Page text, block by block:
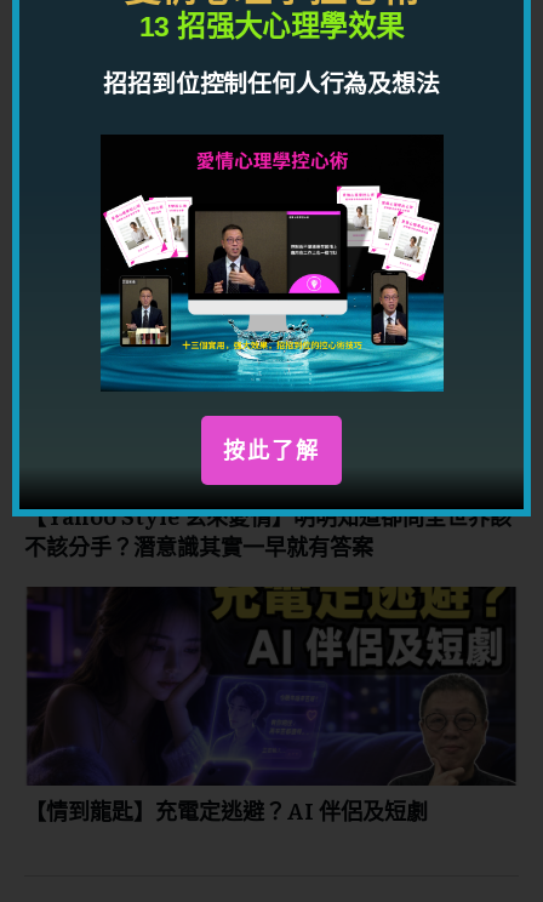
Listen on
Google Podcasts
你可能也喜歡...
【Yahoo Style 玄來愛情】明明知道卻問全世界該
不該分手？潛意識其實一早就有答案
【情到龍匙】充電定逃避？AI 伴侶及短劇
13 招强大心理學效果
招招到位控制任何人行為及想法
按此了解